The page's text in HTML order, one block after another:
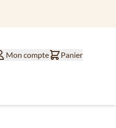
Mon compte Panier